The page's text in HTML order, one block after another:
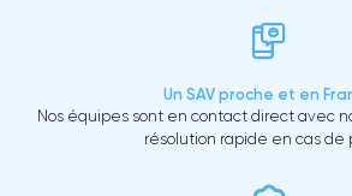
Un SAV proche et en
Nos équipes sont en contact direct avec
résolution rapide en cas de